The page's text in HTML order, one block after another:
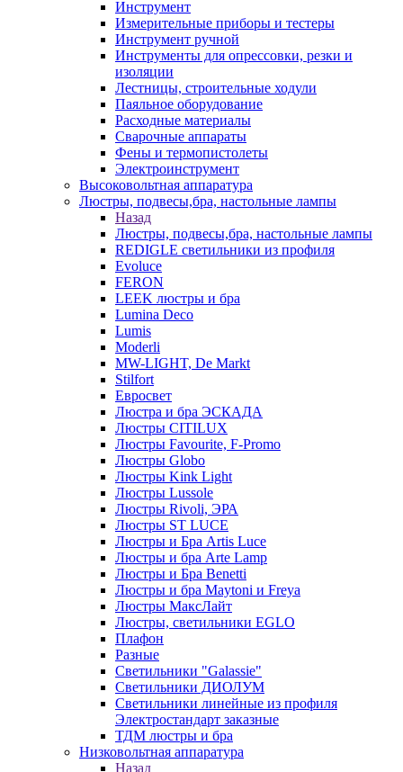
Инструмент
Измерительные приборы и тестеры
Инструмент ручной
Инструменты для опрессовки, резки и
изоляции
Лестницы, строительные ходули
Паяльное оборудование
Расходные материалы
Сварочные аппараты
Фены и термопистолеты
Электроинструмент
Высоковольтная аппаратура
Люстры, подвесы,бра, настольные лампы
Назад
Люстры, подвесы,бра, настольные лампы
REDIGLE светильники из профиля
Evoluce
FERON
LEEK люстры и бра
Lumina Deco
Lumis
Moderli
MW-LIGHT, De Markt
Stilfort
Евросвет
Люстра и бра ЭСКАДА
Люстры CITILUX
Люстры Favourite, F-Promo
Люстры Globo
Люстры Kink Light
Люстры Lussole
Люстры Rivoli, ЭРА
Люстры ST LUCE
Люстры и Бра Artis Luce
Люстры и бра Arte Lamp
Люстры и Бра Benetti
Люстры и бра Maytoni и Freya
Люстры МаксЛайт
Люстры, светильники EGLO
Плафон
Разные
Светильники "Galassie"
Светильники ДИОЛУМ
Светильники линейные из профиля
Электростандарт заказные
ТДМ люстры и бра
Низковольтная аппаратура
Назад